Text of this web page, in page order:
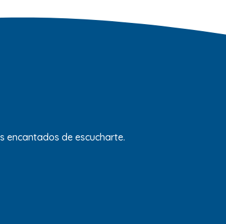
encantados de escucharte.